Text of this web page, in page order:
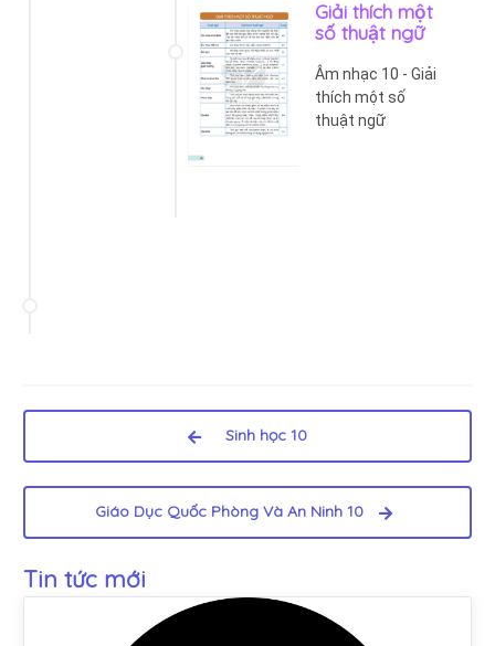
Giải thích một
số thuật ngữ
Âm nhạc 10 - Giải
thích một số
thuật ngữ
Sinh học 10
Giáo Dục Quốc Phòng Và An Ninh 10
Tin tức mới